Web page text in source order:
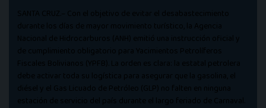
SANTA CRUZ.– Con el objetivo de evitar el desabastecimiento
durante los días de mayor movimiento turístico, la Agencia
Nacional de Hidrocarburos (ANH) emitió una instrucción oficial y
de cumplimiento obligatorio para Yacimientos Petrolíferos
Fiscales Bolivianos (YPFB). La orden es clara: la estatal petrolera
debe activar toda su logística para asegurar que la gasolina, el
diésel y el Gas Licuado de Petróleo (GLP) no falten en ninguna
estación de servicio del país durante el largo feriado de Carnaval.